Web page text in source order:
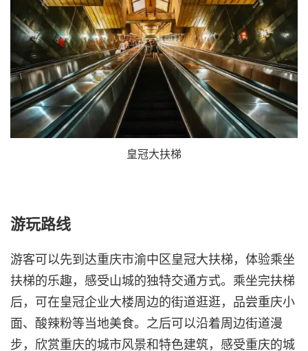
皇冠大扶梯
游玩路线
游客可以先到达重庆市渝中区皇冠大扶梯，体验乘坐
扶梯的乐趣，感受山城的独特交通方式。乘坐完扶梯
后，可在皇冠企业大楼周边的街道逛逛，品尝重庆小
面、酸辣粉等当地美食。之后可以沿着周边街道漫
步，欣赏重庆的城市风景和特色建筑，感受重庆的城